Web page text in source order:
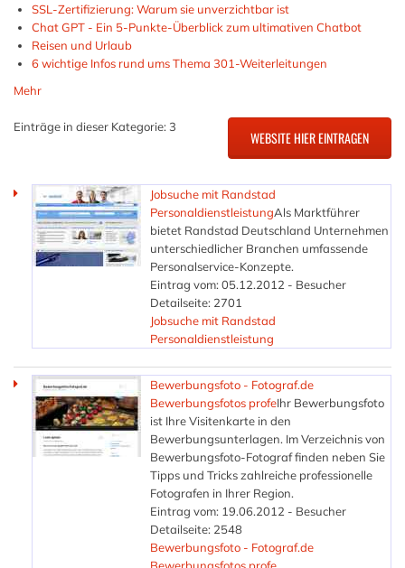
SSL-Zertifizierung: Warum sie unverzichtbar ist
Chat GPT - Ein 5-Punkte-Überblick zum ultimativen Chatbot
Reisen und Urlaub
6 wichtige Infos rund ums Thema 301-Weiterleitungen
Mehr
Einträge in dieser Kategorie: 3
Jobsuche mit Randstad
PersonaldienstleistungAls Marktführer
bietet Randstad Deutschland Unternehmen
unterschiedlicher Branchen umfassende
Personalservice-Konzepte.
Eintrag vom: 05.12.2012 - Besucher
Detailseite: 2701
Jobsuche mit Randstad
Personaldienstleistung
Bewerbungsfoto - Fotograf.de
Bewerbungsfotos profeIhr Bewerbungsfoto
ist Ihre Visitenkarte in den
Bewerbungsunterlagen. Im Verzeichnis von
Bewerbungsfoto-Fotograf finden neben Sie
Tipps und Tricks zahlreiche professionelle
Fotografen in Ihrer Region.
Eintrag vom: 19.06.2012 - Besucher
Detailseite: 2548
Bewerbungsfoto - Fotograf.de
Bewerbungsfotos profe